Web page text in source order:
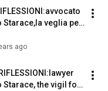
Starace,la veglia per
ago
Starace, the vigil for